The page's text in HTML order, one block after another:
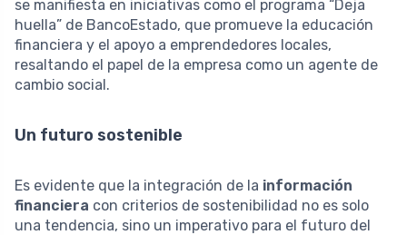
se manifiesta en iniciativas como el programa “Deja
huella” de BancoEstado, que promueve la educación
financiera y el apoyo a emprendedores locales,
resaltando el papel de la empresa como un agente de
cambio social.
Un futuro sostenible
Es evidente que la integración de la información
financiera con criterios de sostenibilidad no es solo
una tendencia, sino un imperativo para el futuro del